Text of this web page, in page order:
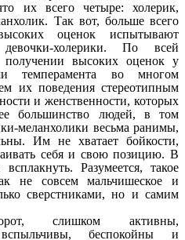
их всего четыре: холерик,
Так вот, больше всего
оценок испытывают
холерики. По всей
получении высоких оценок у
темперамента во многом
их поведения стереотипным
и женственности, которых
большинство людей, в том
меланхолики весьма ранимы,
Им не хватает бойкости,
себя и свою позицию. В
Разумеется, такое
не совсем мальчишеское и
сверстниками, но и самим
слишком активны,
беспокойны и